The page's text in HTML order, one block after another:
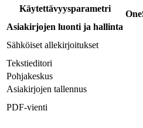
Käytettävyysparametri
Asiakirjojen luonti ja hallinta
Sähköiset allekirjoitukset
Tekstieditori
Pohjakeskus
Asiakirjojen tallennus
PDF-vienti